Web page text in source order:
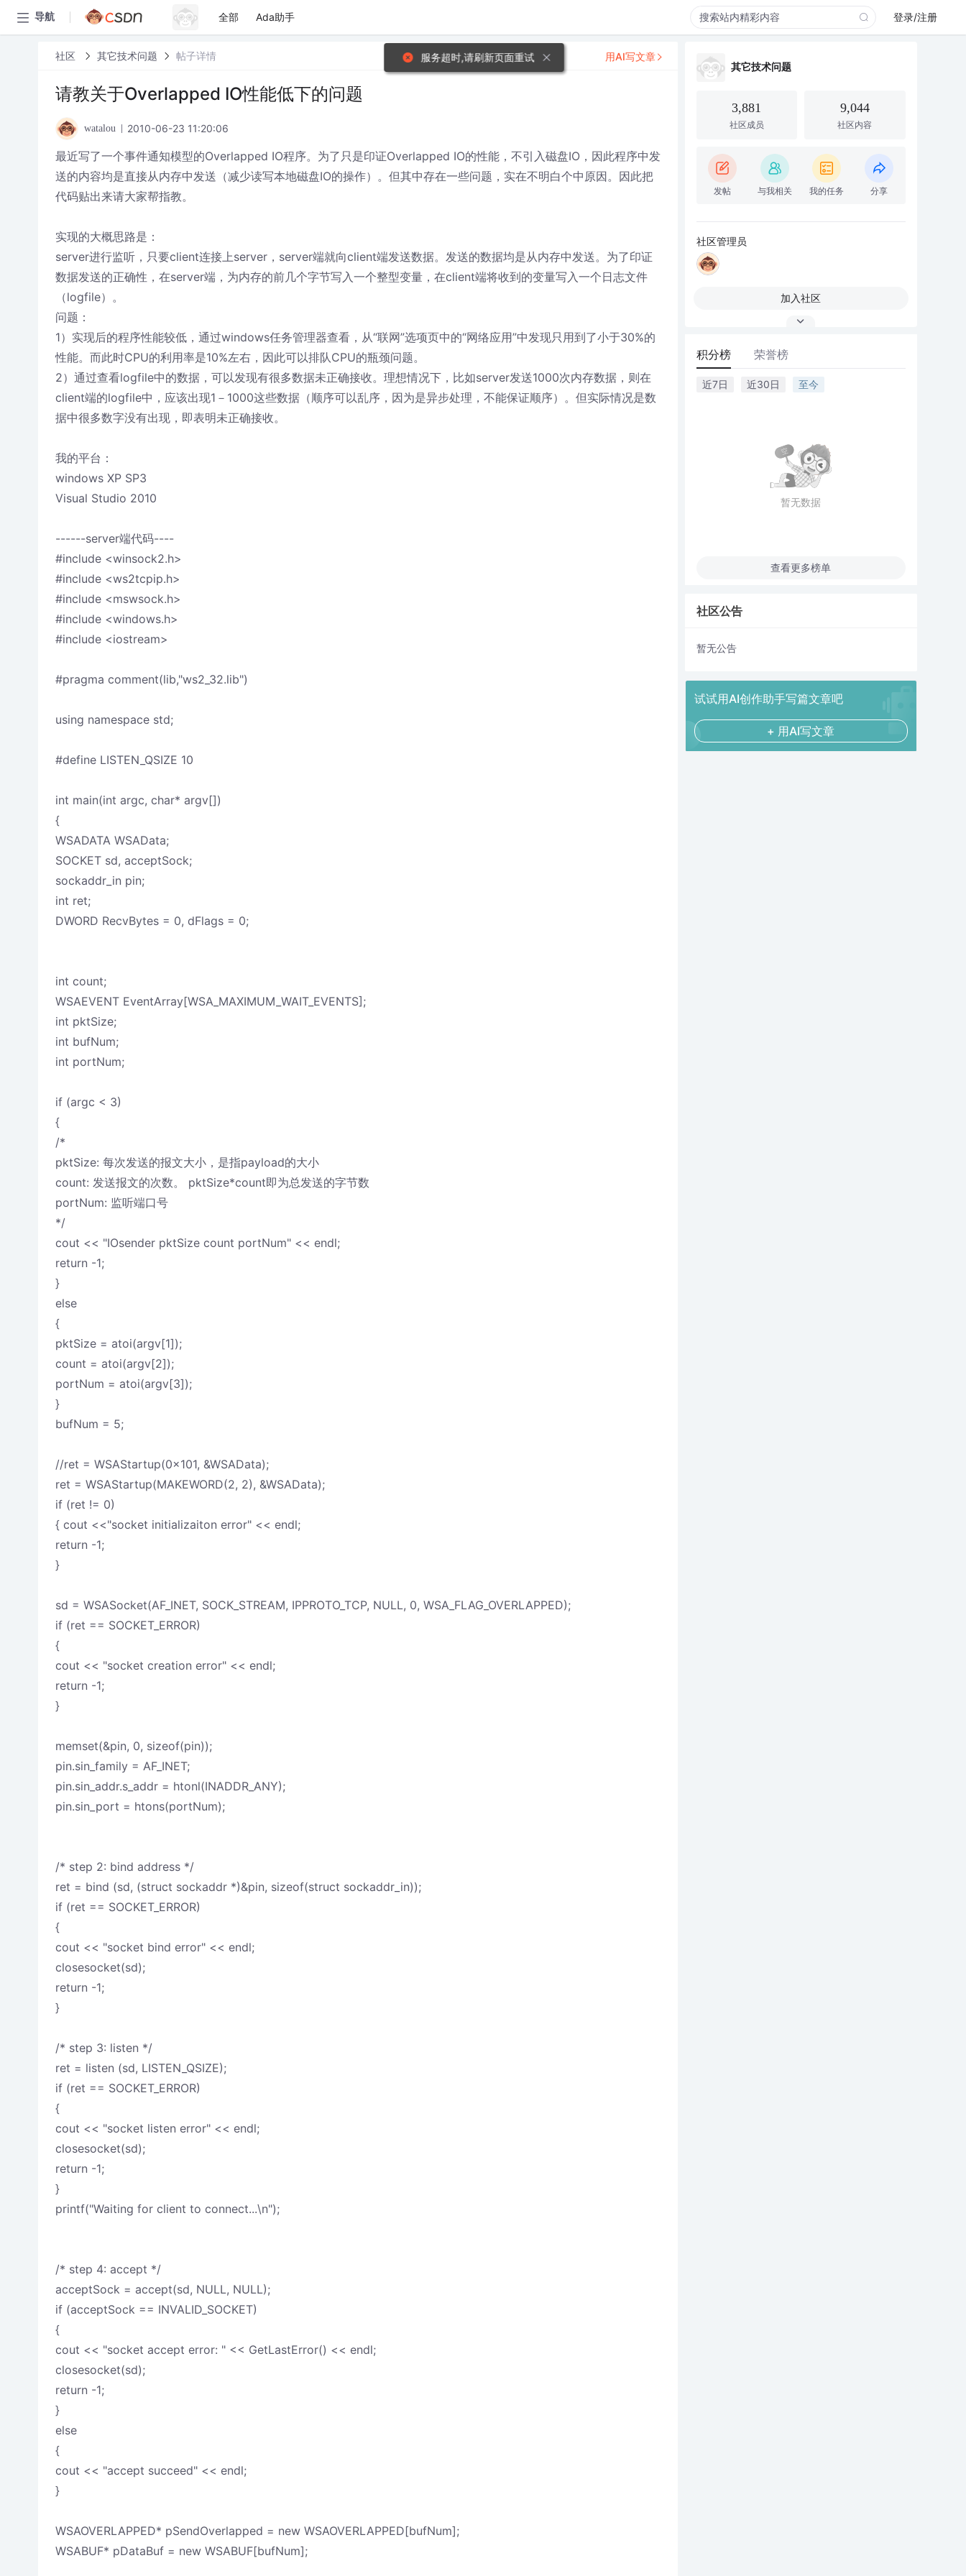
导航 全部 Ada助手 登录/注册
社区 其它技术问题 帖子详情
请教关于Overlapped IO性能低下的问题
watalou 2010-06-23 11:20:06
最近写了一个事件通知模型的Overlapped IO程序。为了只是印证Overlapped IO的性能，不引入磁盘IO，因此程序中发
送的内容均是直接从内存中发送（减少读写本地磁盘IO的操作）。但其中存在一些问题，实在不明白个中原因。因此把
代码贴出来请大家帮指教。
实现的大概思路是：
server进行监听，只要client连接上server，server端就向client端发送数据。发送的数据均是从内存中发送。为了印证
数据发送的正确性，在server端，为内存的前几个字节写入一个整型变量，在client端将收到的变量写入一个日志文件
（logfile）。
问题：
1）实现后的程序性能较低，通过windows任务管理器查看，从“联网”选项页中的“网络应用”中发现只用到了小于30%的
性能。而此时CPU的利用率是10%左右，因此可以排队CPU的瓶颈问题。
2）通过查看logfile中的数据，可以发现有很多数据未正确接收。理想情况下，比如server发送1000次内存数据，则在
client端的logfile中，应该出现1－1000这些数据（顺序可以乱序，因为是异步处理，不能保证顺序）。但实际情况是数
据中很多数字没有出现，即表明未正确接收。
我的平台：
windows XP SP3
Visual Studio 2010
------server端代码----
#include <winsock2.h>
#include <ws2tcpip.h>
#include <mswsock.h>
#include <windows.h>
#include <iostream>
#pragma comment(lib,"ws2_32.lib")
using namespace std;
#define LISTEN_QSIZE 10
int main(int argc, char* argv[])
{
WSADATA WSAData;
SOCKET sd, acceptSock;
sockaddr_in pin;
int ret;
DWORD RecvBytes = 0, dFlags = 0;
int count;
WSAEVENT EventArray[WSA_MAXIMUM_WAIT_EVENTS];
int pktSize;
int bufNum;
int portNum;
if (argc < 3)
{
/*
pktSize: 每次发送的报文大小，是指payload的大小
count: 发送报文的次数。 pktSize*count即为总发送的字节数
portNum: 监听端口号
*/
cout << "IOsender pktSize count portNum" << endl;
return -1;
}
else
{
pktSize = atoi(argv[1]);
count = atoi(argv[2]);
portNum = atoi(argv[3]);
}
bufNum = 5;
//ret = WSAStartup(0x101, &WSAData);
ret = WSAStartup(MAKEWORD(2, 2), &WSAData);
if (ret != 0)
{ cout <<"socket initializaiton error" << endl;
return -1;
}
sd = WSASocket(AF_INET, SOCK_STREAM, IPPROTO_TCP, NULL, 0, WSA_FLAG_OVERLAPPED);
if (ret == SOCKET_ERROR)
{
cout << "socket creation error" << endl;
return -1;
}
memset(&pin, 0, sizeof(pin));
pin.sin_family = AF_INET;
pin.sin_addr.s_addr = htonl(INADDR_ANY);
pin.sin_port = htons(portNum);
/* step 2: bind address */
ret = bind (sd, (struct sockaddr *)&pin, sizeof(struct sockaddr_in));
if (ret == SOCKET_ERROR)
{
cout << "socket bind error" << endl;
closesocket(sd);
return -1;
}
/* step 3: listen */
ret = listen (sd, LISTEN_QSIZE);
if (ret == SOCKET_ERROR)
{
cout << "socket listen error" << endl;
closesocket(sd);
return -1;
}
printf("Waiting for client to connect...\n");
/* step 4: accept */
acceptSock = accept(sd, NULL, NULL);
if (acceptSock == INVALID_SOCKET)
{
cout << "socket accept error: " << GetLastError() << endl;
closesocket(sd);
return -1;
}
else
{
cout << "accept succeed" << endl;
}
WSAOVERLAPPED* pSendOverlapped = new WSAOVERLAPPED[bufNum];
WSABUF* pDataBuf = new WSABUF[bufNum];
用AI写文章
其它技术问题
3,881
社区成员
9,044
社区内容
发帖 与我相关 我的任务 分享
社区管理员
加入社区
积分榜 荣誉榜
近7日 近30日 至今
暂无数据
查看更多榜单
社区公告
暂无公告
试试用AI创作助手写篇文章吧
+ 用AI写文章
服务超时,请刷新页面重试